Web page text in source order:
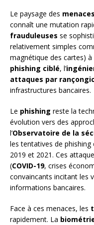
Le paysage des menaces
connaît une mutation
frauduleuses se
relativement simples
magnétique des cartes)
phishing ciblé, l’
attaques par
infrastructures bancaires.
Le phishing reste la
évolution vers des
l’Observatoire de la
les tentatives de
2019 et 2021. Ces
(COVID-19, crises
convaincants incitant les
informations bancaires.
Face à ces menaces, les
rapidement. La